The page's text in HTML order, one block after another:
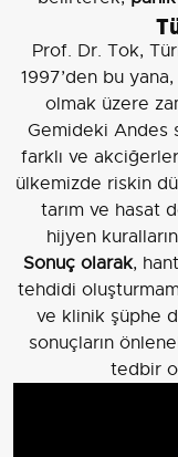
Prof. Dr. Tok,
1997’den bu
olmak üzere
Gemideki Andes
farklı ve
ülkemizde riskin
tarım ve hasat
hijyen
Sonuç olarak,
tehdidi
ve klinik şüphe
sonuçların
tedbir